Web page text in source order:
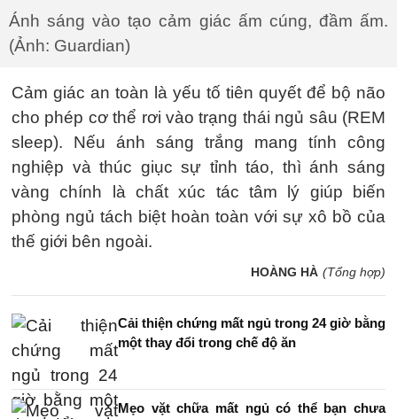
Ánh sáng vào tạo cảm giác ấm cúng, đầm ấm.
(Ảnh: Guardian)
Cảm giác an toàn là yếu tố tiên quyết để bộ não
cho phép cơ thể rơi vào trạng thái ngủ sâu (REM
sleep). Nếu ánh sáng trắng mang tính công
nghiệp và thúc giục sự tỉnh táo, thì ánh sáng
vàng chính là chất xúc tác tâm lý giúp biến
phòng ngủ tách biệt hoàn toàn với sự xô bồ của
thế giới bên ngoài.
HOÀNG HÀ (Tổng hợp)
Cải thiện chứng mất ngủ trong 24 giờ bằng
một thay đổi trong chế độ ăn
Mẹo vặt chữa mất ngủ có thể bạn chưa